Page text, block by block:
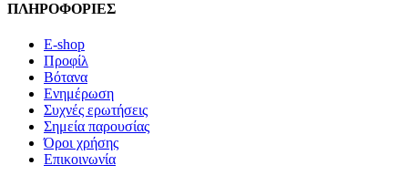
ΠΛΗΡΟΦΟΡΙΕΣ
E-shop
Προφίλ
Βότανα
Ενημέρωση
Συχνές ερωτήσεις
Σημεία παρουσίας
Όροι χρήσης
Επικοινωνία